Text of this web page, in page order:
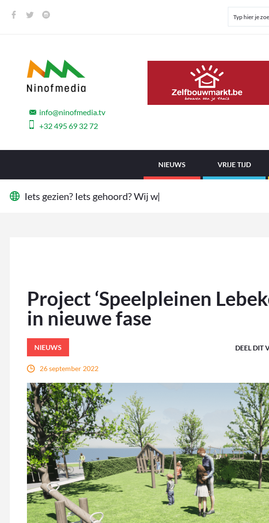
info@ninofmedia.tv
+32 495 69 32 72
NIEUWS VRIJE TIJD
Iets gezien? Iets gehoord?Wij wi
Project ‘Speelpleinen
in nieuwe fase
NIEUWS
26 september 2022
DEEL DIT